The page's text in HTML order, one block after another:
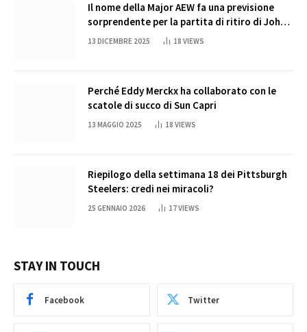
Il nome della Major AEW fa una previsione
sorprendente per la partita di ritiro di John
Cena
13 DICEMBRE 2025 18 VIEWS
Perché Eddy Merckx ha collaborato con le
scatole di succo di Sun Capri
13 MAGGIO 2025 18 VIEWS
Riepilogo della settimana 18 dei Pittsburgh
Steelers: credi nei miracoli?
25 GENNAIO 2026 17VIEWS
STAY IN TOUCH
Facebook Twitter